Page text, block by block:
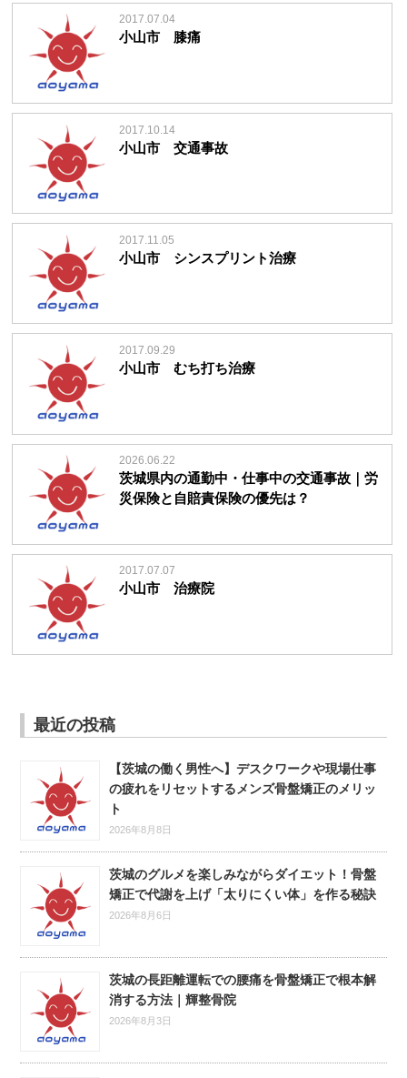
2017.07.04
小山市 膝痛
2017.10.14
小山市 交通事故
2017.11.05
小山市 シンスプリント治療
2017.09.29
小山市 むち打ち治療
2026.06.22
茨城県内の通勤中・仕事中の交通事故｜労
災保険と自賠責保険の優先は？
2017.07.07
小山市 治療院
最近の投稿
【茨城の働く男性へ】デスクワークや現場仕事
の疲れをリセットするメンズ骨盤矯正のメリッ
ト
2026年8月8日
茨城のグルメを楽しみながらダイエット！骨盤
矯正で代謝を上げ「太りにくい体」を作る秘訣
2026年8月6日
茨城の長距離運転での腰痛を骨盤矯正で根本解
消する方法｜輝整骨院
2026年8月3日